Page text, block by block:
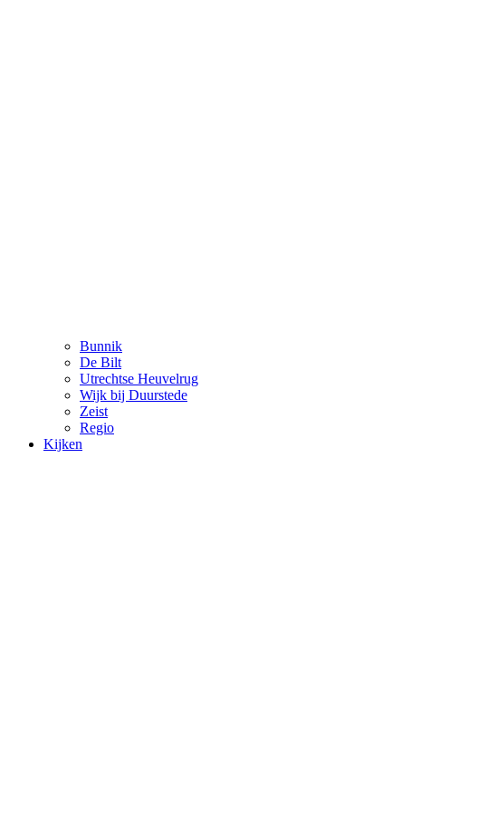
Bunnik
De Bilt
Utrechtse Heuvelrug
Wijk bij Duurstede
Zeist
Regio
Kijken